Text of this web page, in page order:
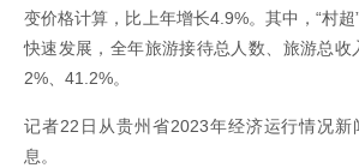
变价格计算，比上年增长4.9%。其中，“村超
快速发展，全年旅游接待总人数、旅游总收
2%、41.2%。
记者22日从贵州省2023年经济运行情况
息。